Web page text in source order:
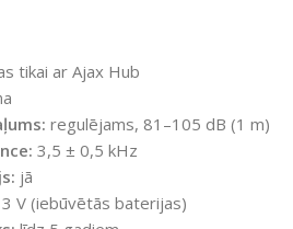
tikai ar Ajax Hub
regulējams, 81–105 dB (1 m)
3,5 ± 0,5 kHz
jā
3 V (iebūvētās baterijas)